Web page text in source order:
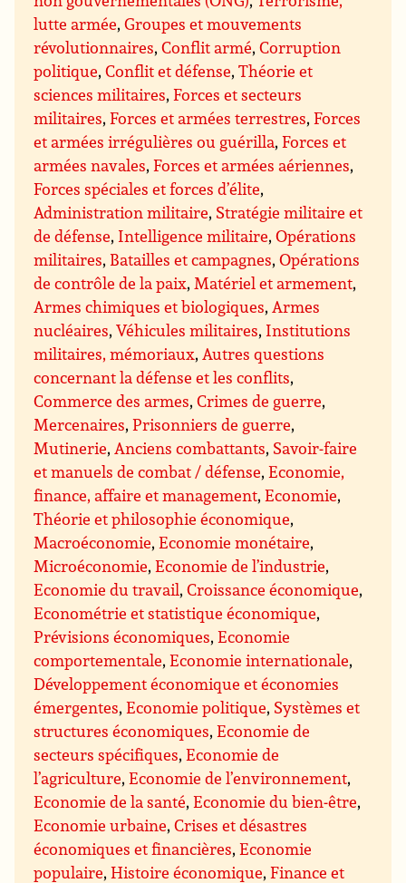
lutte armée,Groupes et mouvements
révolutionnaires,Conflit armé,Corruption
politique,Conflit et défense,Théorie et
sciences militaires,Forces et secteurs
militaires,Forces et armées terrestres,Forces
et armées irrégulières ou guérilla,Forces et
armées navales,Forces et armées aériennes,
Forces spéciales et forces d’élite,
Administration militaire, Stratégie militaire et
de défense, Intelligence militaire,Opérations
militaires, Batailles et campagnes,Opérations
de contrôle de la paix,Matériel et armement,
Armes chimiques et biologiques,Armes
nucléaires,Véhicules militaires, Institutions
militaires, mémoriaux,Autres questions
concernant la défense et les conflits,
Commerce des armes,Crimes de guerre,
Mercenaires,Prisonniers de guerre,
Mutinerie,Anciens combattants, Savoir-faire
et manuels de combat / défense,Economie,
finance, affaire et management,Economie,
Théorie et philosophie économique,
Macroéconomie,Economie monétaire,
Microéconomie,Economie de l’industrie,
Economie du travail,Croissance économique,
Econométrie et statistique économique,
Prévisions économiques,Economie
comportementale,Economie internationale,
Développement économique et économies
émergentes,Economie politique, Systèmes et
structures économiques,Economie de
secteurs spécifiques,Economie de
l’agriculture,Economie de l’environnement,
Economie de la santé,Economie du bien-être,
Economie urbaine,Crises et désastres
économiques et financières,Economie
populaire,Histoire économique,Finance et